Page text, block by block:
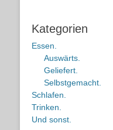
Kategorien
Essen.
Auswärts.
Geliefert.
Selbstgemacht.
Schlafen.
Trinken.
Und sonst.